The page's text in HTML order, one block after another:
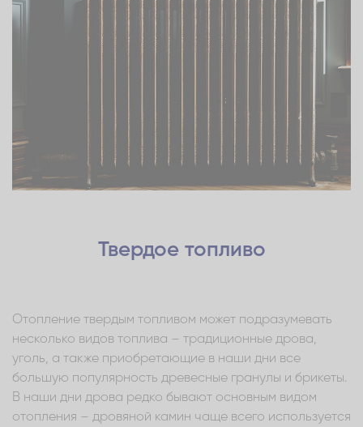
Твердое топливо
Отопление твердым топливом может подразумевать
несколько видов топлива – традиционные дрова,
уголь, а также приобретающие в наши дни все
большую популярность древесные гранулы и брикеты.
В наши дни дрова редко бывают основным видом
отопления – дровяной камин чаще всего используется